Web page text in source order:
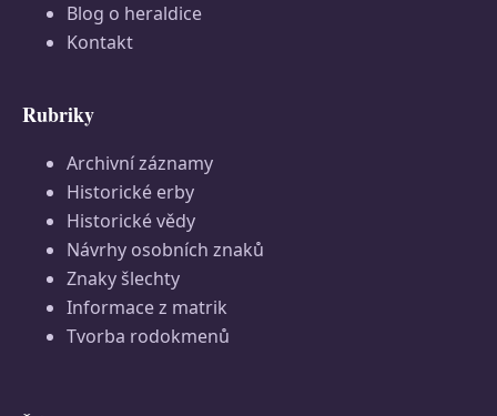
Blog o heraldice
Kontakt
Rubriky
Archivní záznamy
Historické erby
Historické vědy
Návrhy osobních znaků
Znaky šlechty
Informace z matrik
Tvorba rodokmenů